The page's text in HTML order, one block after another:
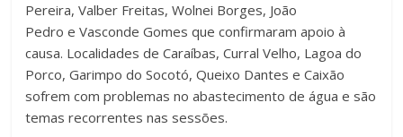
Pereira, Valber Freitas, Wolnei Borges, João
Pedro e Vasconde Gomes que confirmaram apoio à
causa. Localidades de Caraíbas, Curral Velho, Lagoa do
Porco, Garimpo do Socotó, Queixo Dantes e Caixão
sofrem com problemas no abastecimento de água e são
temas recorrentes nas sessões.